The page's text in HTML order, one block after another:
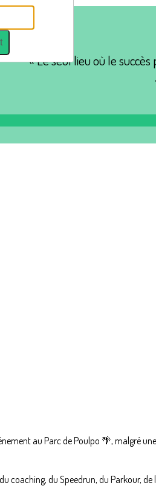
« Le seul lieu où le
au Parc de Poulpo 🌴, malgré
du Speedrun, du Parkour, de